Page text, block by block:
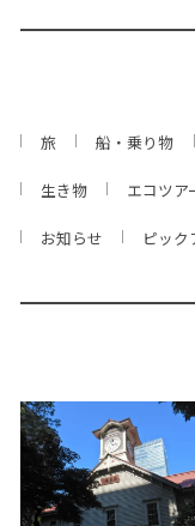
旅 船・乗り物
生き物 エコツア
お知らせ ピック